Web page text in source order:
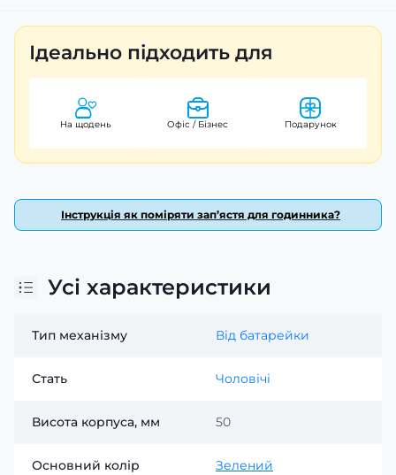
Ідеально підходить для
На щодень Офіс / Бізнес Подарунок
Інструкція як поміряти зап’ястя для годинника?
Усі характеристики
Тип механізму Від батарейки
Стать Чоловічі
Висота корпуса, мм 50
Основний колір
Зелений